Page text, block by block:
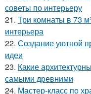
советы по интерьеру
21. Три комнаты в 73
интерьера
22. Создание уютной
идеи
23. Какие
самыми древними
24. Мастер-класс по